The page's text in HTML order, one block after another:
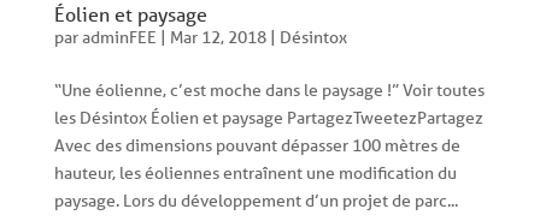
Éolien et paysage
paradminFEE | Mar 12, 2018| Désintox
“Une éolienne, c’est moche dans le paysage !” Voir toutes
les Désintox Éolien et paysage PartagezTweetezPartagez
Avec des dimensions pouvant dépasser 100 mètres de
hauteur, les éoliennes entraînent une modification du
paysage. Lors du développement d’un projet de parc...